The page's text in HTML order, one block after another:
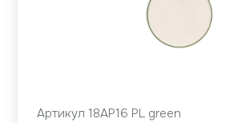
Артикул 18AP16 PL green